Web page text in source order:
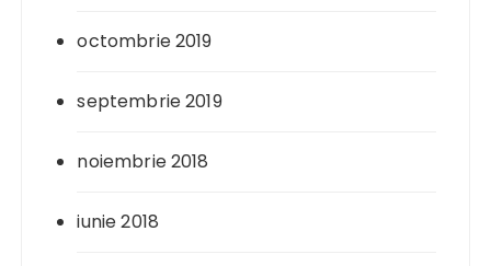
octombrie 2019
septembrie 2019
noiembrie 2018
iunie 2018